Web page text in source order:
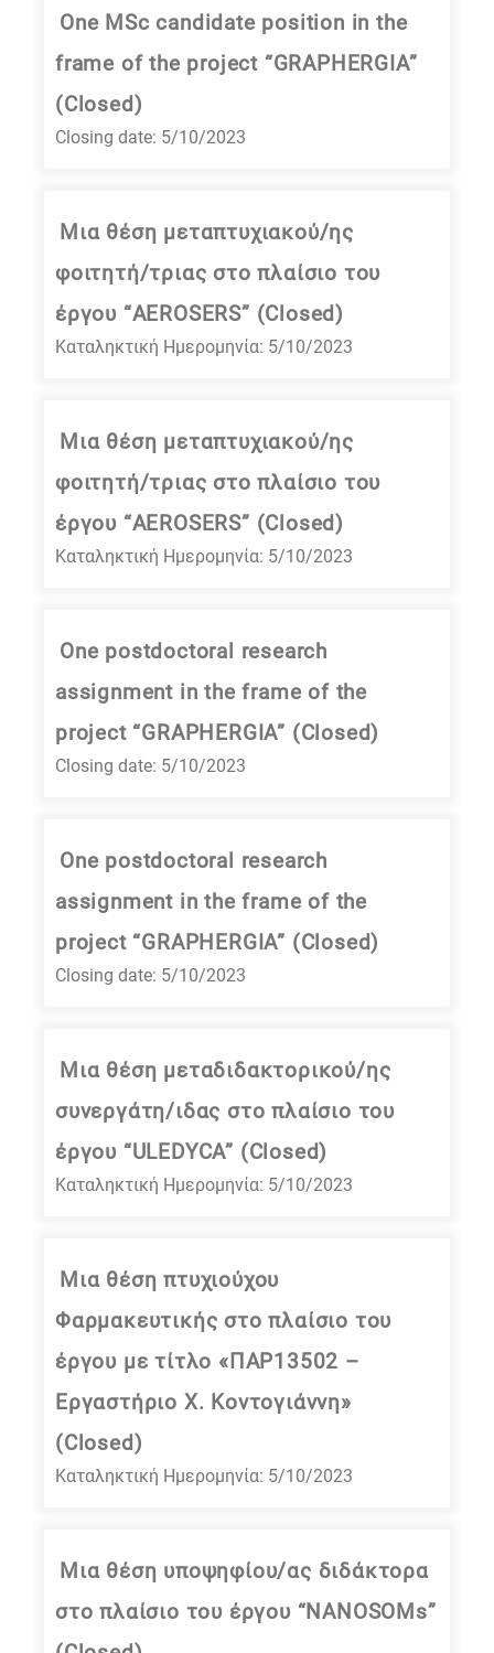
One MSc candidate position in the
frame of the project “GRAPHERGIA”
(Closed)
Closing date: 5/10/2023
Mια θέση μεταπτυχιακού/ης
φοιτητή/τριας στο πλαίσιο του
έργου “AEROSERS” (Closed)
Καταληκτική Ημερομηνία: 5/10/2023
Mια θέση μεταπτυχιακού/ης
φοιτητή/τριας στο πλαίσιο του
έργου “AEROSERS” (Closed)
Καταληκτική Ημερομηνία: 5/10/2023
One postdoctoral research
assignment in the frame of the
project “GRAPHERGIA” (Closed)
Closing date: 5/10/2023
One postdoctoral research
assignment in the frame of the
project “GRAPHERGIA” (Closed)
Closing date: 5/10/2023
Μια θέση μεταδιδακτορικού/ης
συνεργάτη/ιδας στο πλαίσιο του
έργου “ULEDYCA” (Closed)
Καταληκτική Ημερομηνία: 5/10/2023
Μια θέση πτυχιούχου
Φαρμακευτικής στο πλαίσιο του
έργου με τίτλο «ΠΑΡ13502 –
Εργαστήριο Χ. Κοντογιάννη»
(Closed)
Καταληκτική Ημερομηνία: 5/10/2023
Μια θέση υποψηφίου/ας διδάκτορα
στο πλαίσιο του έργου “NANOSOMs”